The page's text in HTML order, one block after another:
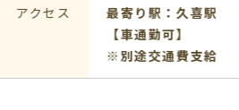
：久喜駅